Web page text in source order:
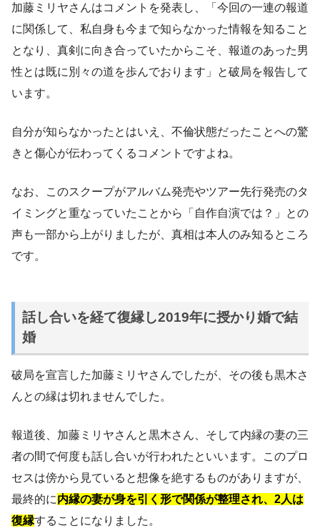
加藤ミリヤさんはコメントを発表し、「今回の一連の報道
に関係して、私自身も今まで知らなかった情報を知ること
となり、真剣に向き合っていたからこそ、報道のあった男
性とは既に別々の道を歩んでおります」と破局を報告して
います。
自分が知らなかったとはいえ、不倫状態だったことへの驚
きと傷心が伝わってくるコメントですよね。
なお、このスクープがアルバム発売やツアー先行発売のタ
イミングと重なっていたことから「自作自演では？」との
声も一部から上がりましたが、真相は本人のみ知るところ
です。
話し合いを経て復縁し2019年に授かり婚で結
婚
破局を宣言した加藤ミリヤさんでしたが、その後も黒木さ
んとの縁は切れませんでした。
報道後、加藤ミリヤさんと黒木さん、そして内縁の妻の三
者の間で何度も話し合いが行われたといいます。このプロ
セスは傍から見ていると想像を絶するものがありますが、
最終的に内縁の妻が身を引く形で関係が整理され、2人は
復縁することになりました。